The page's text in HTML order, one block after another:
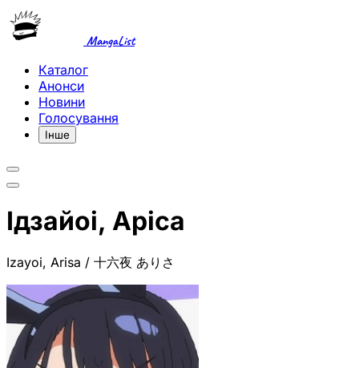
MangaList
Каталог
Анонси
Новини
Голосування
Інше
Ідзайоі, Аріса
Izayoi, Arisa / 十六夜 ありさ